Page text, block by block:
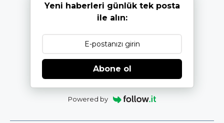
Yeni haberleri günlük tek posta
ile alın:
Abone ol
Powered by